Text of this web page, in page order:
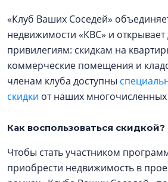
«Клуб Ваших Соседей»
недвижимости «КВС» и открывает
привилегиям: скидкам на
коммерческие помещения и
членам клуба доступны
скидки от наших
Как воспользоваться скидкой?
Чтобы стать участником
приобрести недвижимость в